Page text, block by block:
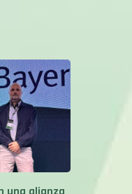
una alianza
la...